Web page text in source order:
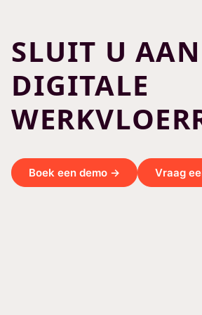
SLUIT U
DIGITALE
Boek een demo → Vraag